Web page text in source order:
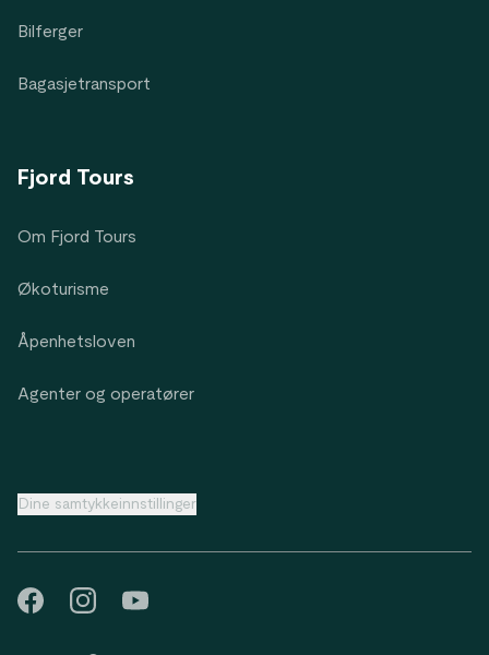
Bilferger
Bagasjetransport
Fjord Tours
Om Fjord Tours
Økoturisme
Åpenhetsloven
Agenter og operatører
Dine samtykkeinnstillinger